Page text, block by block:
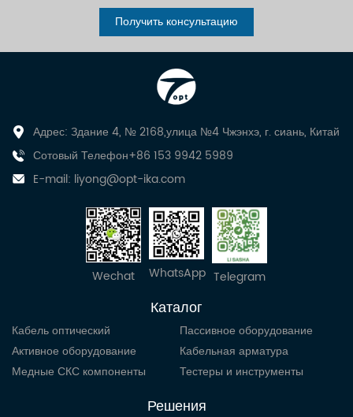
Получить консультацию
Адрес: Здание 4, № 2168,улица №4 Чжэнхэ, г. сиань, Китай
Сотовый Телефон+86 153 9942 5989
E-mail: liyong@opt-ika.com
Wechat WhatsApp Telegram
Каталог
Кабель оптический
Пассивное оборудование
Активное оборудование
Кабельная арматура
Медные СКС компоненты
Тестеры и инструменты
Решения